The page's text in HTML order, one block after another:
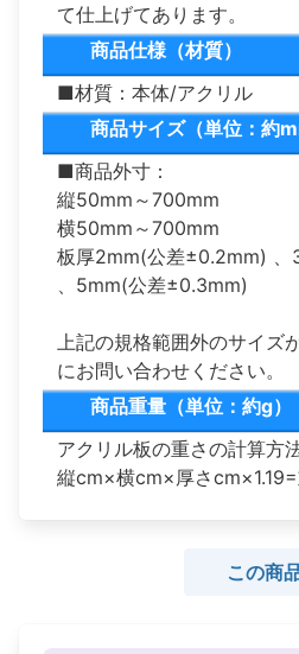
て仕上げてあります。
商品仕様（材質）
■材質：本体/アクリル
商品サイズ（単位：約
■商品外寸：
縦50mm～700mm
横50mm～700mm
板厚2mm(公差±0.2mm)
、5mm(公差±0.3mm)
上記の規格範囲外のサイズ
にお問い合わせください。
商品重量（単位：約g）
アクリル板の重さの計算方
縦cm×横cm×厚さ
この商